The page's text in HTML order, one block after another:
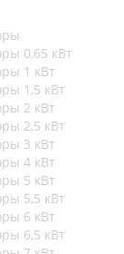
0,65 кВт
1 кВт
1,5 кВт
2 кВт
2,5 кВт
3 кВт
4 кВт
5 кВт
5,5 кВт
6 кВт
6,5 кВт